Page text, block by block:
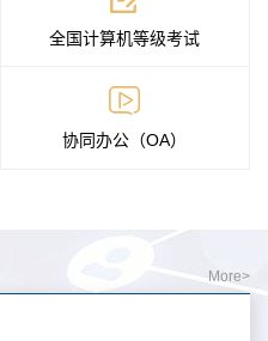
全国计算机等级考试
协同办公（OA）
More>